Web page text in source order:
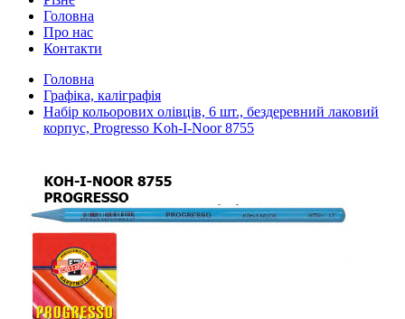
Головна
Про нас
Контакти
Головна
Графіка, каліграфія
Набір кольорових олівців, 6 шт., бездеревний лаковий
корпус, Progresso Koh-I-Noor 8755